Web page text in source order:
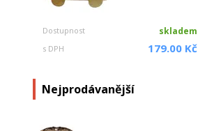
Dostupnost skladem
s DPH 179.00 Kč
Nejprodávanější